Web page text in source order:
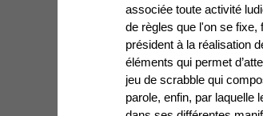
associée toute activité
de règles que l'on se
président à la réalisation
éléments qui permet
jeu de scrabble qui
parole, enfin, par laquelle